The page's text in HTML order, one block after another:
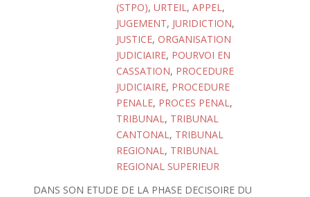
(STPO), URTEIL, APPEL,
JUGEMENT, JURIDICTION,
JUSTICE, ORGANISATION
JUDICIAIRE, POURVOI EN
CASSATION, PROCEDURE
JUDICIAIRE, PROCEDURE
PENALE, PROCES PENAL,
TRIBUNAL, TRIBUNAL
CANTONAL, TRIBUNAL
REGIONAL, TRIBUNAL
REGIONAL SUPERIEUR
DANS SON ETUDE DE LA PHASE DECISOIRE DU